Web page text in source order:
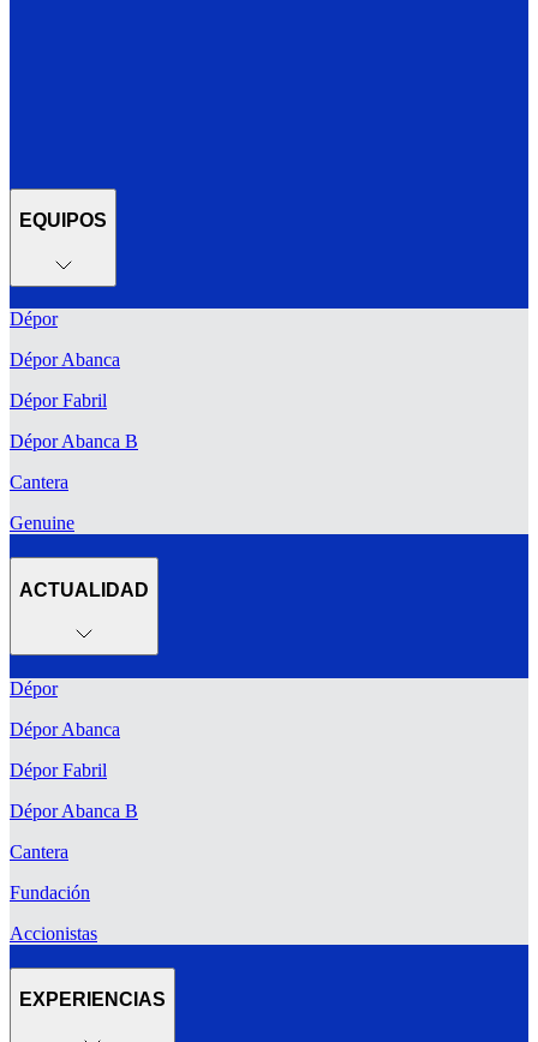
EQUIPOS
Dépor
Dépor Abanca
Dépor Fabril
Dépor Abanca B
Cantera
Genuine
ACTUALIDAD
Dépor
Dépor Abanca
Dépor Fabril
Dépor Abanca B
Cantera
Fundación
Accionistas
EXPERIENCIAS